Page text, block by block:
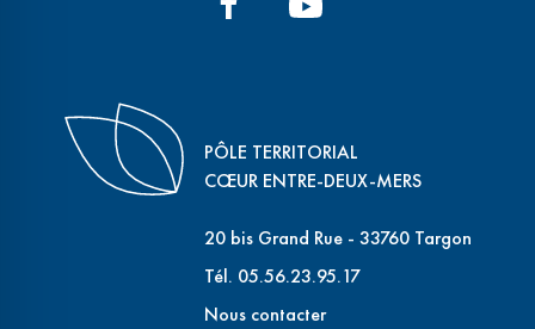
PÔLE TERRITORIAL
CŒUR ENTRE-DEUX-MERS
20 bis Grand Rue - 33760 Targon
Tél. 05.56.23.95.17
Nous contacter